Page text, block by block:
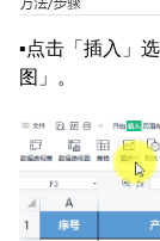
▪点击「插入」
图」。